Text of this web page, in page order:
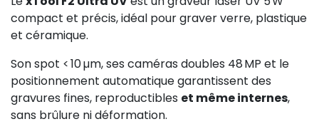
compact et précis, idéal pour graver verre, plastique
et céramique.
Son spot < 10 µm, ses caméras doubles 48 MP et le
positionnement automatique garantissent des
gravures fines, reproductibles et même internes,
sans brûlure ni déformation.